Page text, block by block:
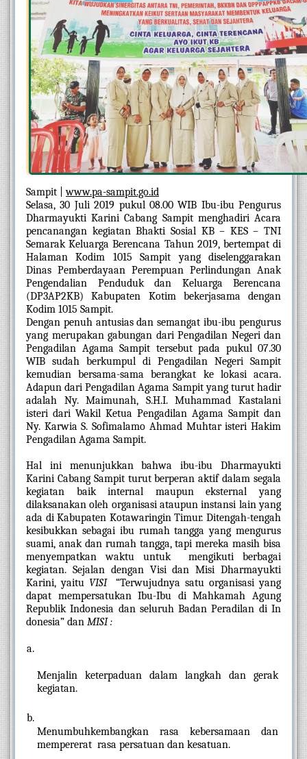
Sampit | www.pa-sampit.go.id
Selasa, 30 Juli 2019 pukul 08.00 WIB Ibu-ibu Pengurus
Dharmayukti Karini Cabang Sampit menghadiri Acara
pencanangan kegiatan Bhakti Sosial KB – KES – TNI
Semarak Keluarga Berencana Tahun 2019, bertempat di
Halaman Kodim 1015 Sampit yang diselenggarakan
Dinas Pemberdayaan Perempuan Perlindungan Anak
Pengendalian Penduduk dan Keluarga Berencana
(DP3AP2KB) Kabupaten Kotim bekerjasama dengan
Kodim 1015 Sampit.
Dengan penuh antusias dan semangat ibu-ibu pengurus
yang merupakan gabungan dari Pengadilan Negeri dan
Pengadilan Agama Sampit tersebut pada pukul 07.30
WIB sudah berkumpul di Pengadilan Negeri Sampit
kemudian bersama-sama berangkat ke lokasi acara.
Adapun dari Pengadilan Agama Sampit yang turut hadir
adalah Ny. Maimunah, S.H.I. Muhammad Kastalani
isteri dari Wakil Ketua Pengadilan Agama Sampit dan
Ny. Karwia S. Sofimalamo Ahmad Muhtar isteri Hakim
Pengadilan Agama Sampit.
Hal ini menunjukkan bahwa ibu-ibu Dharmayukti
Karini Cabang Sampit turut berperan aktif dalam segala
kegiatan baik internal maupun eksternal yang
dilaksanakan oleh organisasi ataupun instansi lain yang
ada di Kabupaten Kotawaringin Timur. Ditengah-tengah
kesibukkan sebagai ibu rumah tangga yang mengurus
suami, anak dan rumah tangga, tapi mereka masih bisa
menyempatkan waktu untuk  mengikuti berbagai
kegiatan. Sejalan dengan Visi dan Misi Dharmayukti
Karini, yaitu VISI “Terwujudnya satu organisasi yang
dapat mempersatukan Ibu-Ibu di Mahkamah Agung
Republik Indonesia dan seluruh Badan Peradilan di In
donesia” dan MISI :
Menjalin keterpaduan dalam langkah dan gerak
kegiatan.
Menumbuhkembangkan rasa kebersamaan dan
mempererat  rasa persatuan dan kesatuan.